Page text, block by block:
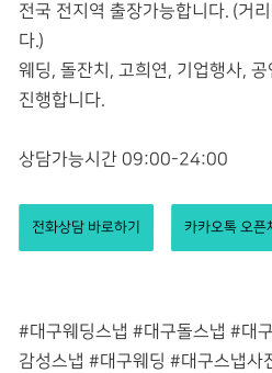
전국 전지역 출장가능합니다. (거
다.)
웨딩, 돌잔치, 고희연, 기업행사,
진행합니다.
상담가능시간 09:00-24:00
전화상담 바로하기 카카오톡 오픈
#대구웨딩스냅 #대구돌스냅 #대
감성스냅 #대구웨딩 #대구스냅사